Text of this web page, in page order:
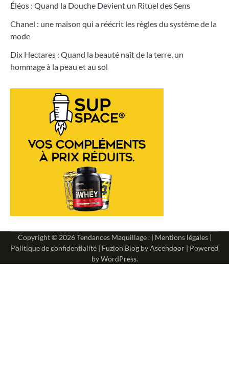
Éléos : Quand la Douche Devient un Rituel des Sens
Chanel : une maison qui a réécrit les règles du système de la
mode
Dix Hectares : Quand la beauté naît de la terre, un
hommage à la peau et au sol
Copyright © 2026Tendances Maquillage. | Mentions légales|
Politique de confidentialité | Fuzion Blog byAscendoor | Powered
byWordPress.